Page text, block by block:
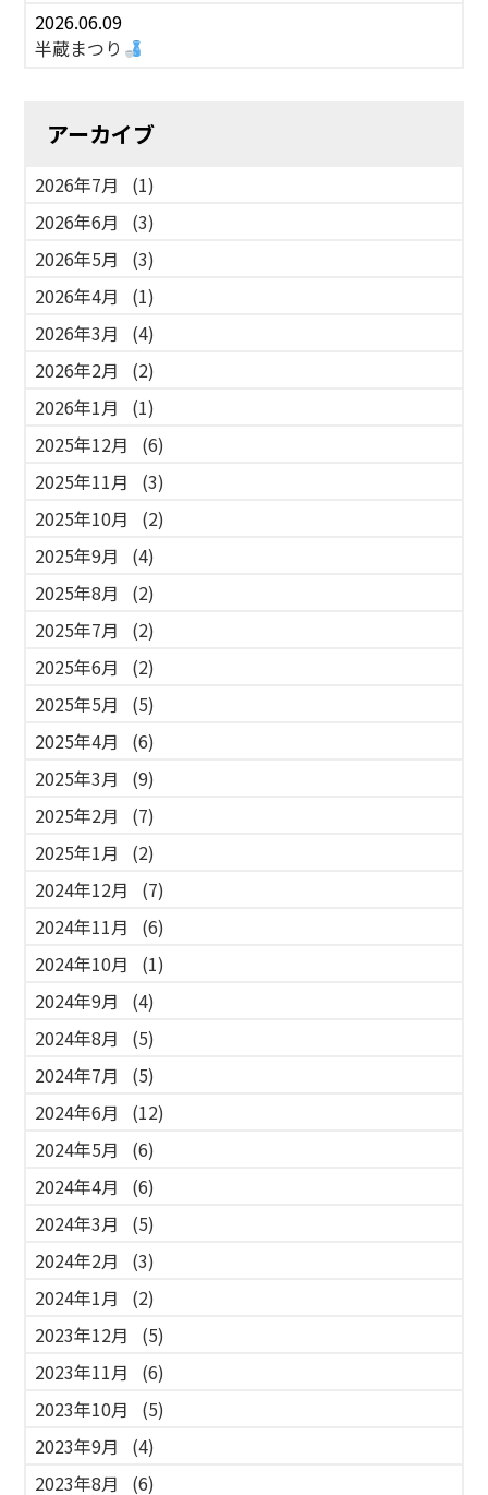
2026.06.09
半蔵まつり
アーカイブ
2026年7月
(1)
2026年6月
(3)
2026年5月
(3)
2026年4月
(1)
2026年3月
(4)
2026年2月
(2)
2026年1月
(1)
2025年12月
(6)
2025年11月
(3)
2025年10月
(2)
2025年9月
(4)
2025年8月
(2)
2025年7月
(2)
2025年6月
(2)
2025年5月
(5)
2025年4月
(6)
2025年3月
(9)
2025年2月
(7)
2025年1月
(2)
2024年12月
(7)
2024年11月
(6)
2024年10月
(1)
2024年9月
(4)
2024年8月
(5)
2024年7月
(5)
2024年6月
(12)
2024年5月
(6)
2024年4月
(6)
2024年3月
(5)
2024年2月
(3)
2024年1月
(2)
2023年12月
(5)
2023年11月
(6)
2023年10月
(5)
2023年9月
(4)
2023年8月
(6)